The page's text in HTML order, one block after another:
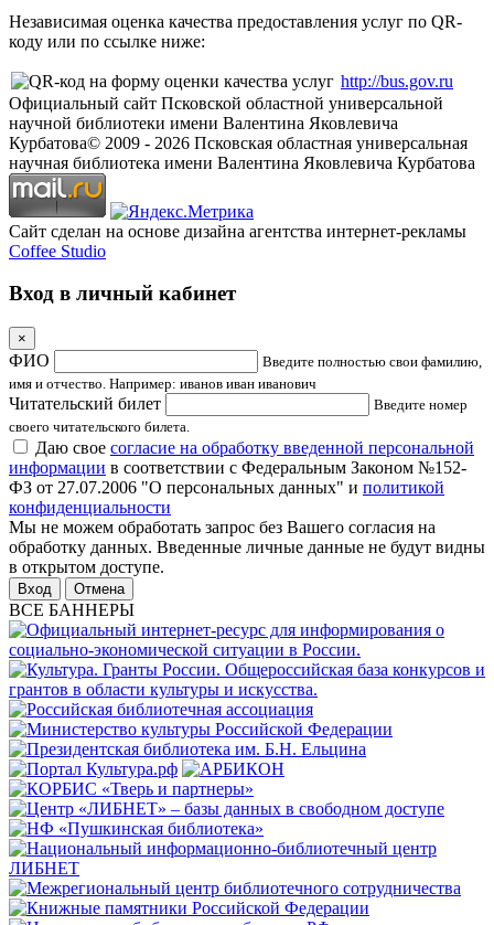
Независимая оценка качества предоставления услуг по QR-
коду или по ссылке ниже:
http://bus.gov.ru
Официальный сайт Псковской областной универсальной
научной библиотеки имени Валентина Яковлевича
Курбатова© 2009 - 2026 Псковская областная универсальная
научная библиотека имени Валентина Яковлевича Курбатова
Сайт сделан на основе дизайна агентства интернет-рекламы
Coffee Studio
Вход в личный кабинет
×
ФИО
Введите полностью свои фамилию,
имя и отчество. Например: иванов иван иванович
Читательский билет
Введите номер
своего читательского билета.
Даю свое согласие на обработку введенной персональной
информации в соответствии с Федеральным Законом №152-
ФЗ от 27.07.2006 "О персональных данных" и политикой
конфиденциальности
Мы не можем обработать запрос без Вашего согласия на
обработку данных. Введенные личные данные не будут видны
в открытом доступе.
Отмена
ВСЕ БАННЕРЫ